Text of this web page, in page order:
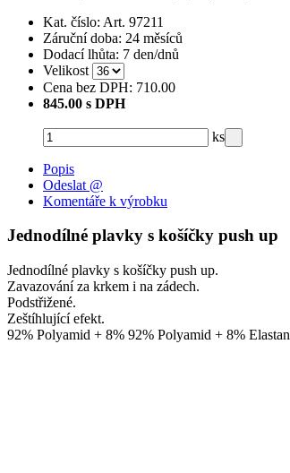
Kat. číslo: Art. 97211
Záruční doba: 24 měsíců
Dodací lhůta: 7 den/dnů
Velikost
Cena bez DPH: 710.00
845.00 s DPH
ks
Popis
Odeslat @
Komentáře k výrobku
Jednodílné plavky s košíčky push up
Jednodílné plavky s košíčky push up.
Zavazování za krkem i na zádech.
Podstřižené.
Zeštíhlující efekt.
92% Polyamid + 8% 92% Polyamid + 8% Elastan